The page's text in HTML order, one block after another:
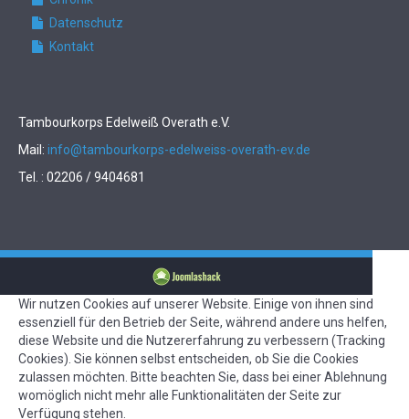
Datenschutz
Kontakt
Tambourkorps Edelweiß Overath e.V.
Mail: info@tambourkorps-edelweiss-overath-ev.de
Tel. : 02206 / 9404681
Wir nutzen Cookies auf unserer Website. Einige von ihnen sind
essenziell für den Betrieb der Seite, während andere uns helfen,
diese Website und die Nutzererfahrung zu verbessern (Tracking
Cookies). Sie können selbst entscheiden, ob Sie die Cookies
zulassen möchten. Bitte beachten Sie, dass bei einer Ablehnung
womöglich nicht mehr alle Funktionalitäten der Seite zur
Verfügung stehen.